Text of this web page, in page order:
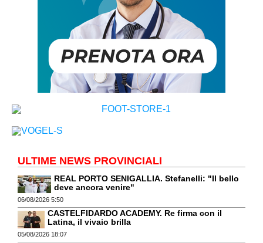
ULTIME NEWS PROVINCIALI
REAL PORTO SENIGALLIA. Stefanelli: "Il bello
deve ancora venire"
06/08/2026 5:50
CASTELFIDARDO ACADEMY. Re firma con il
Latina, il vivaio brilla
05/08/2026 18:07